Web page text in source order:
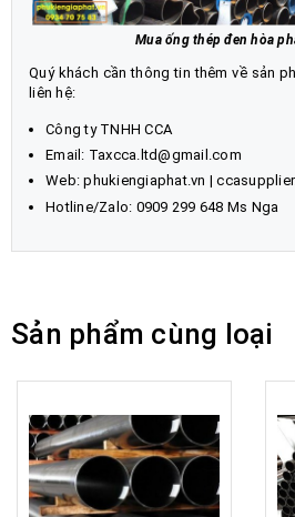
Mua ống thép đen hòa
Quý khách cần thông tin thêm về sản
liên hệ:
Công ty TNHH CCA
Email: Taxcca.ltd@gmail.com
Web:phukiengiaphat.vn |
Hotline/Zalo: 0909 299 648 Ms Nga
Sản phẩm cùng loại